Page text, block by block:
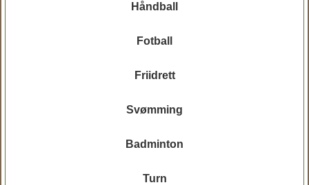
Håndball
Fotball
Friidrett
Svømming
Badminton
Turn